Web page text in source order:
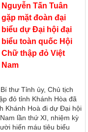
Nguyễn Tấn Tuân
gặp mặt đoàn đại
biểu dự Đại hội đại
biểu toàn quốc Hội
Chữ thập đỏ Việt
Nam
thư Tỉnh ủy, Chủ tịch
đỏ tỉnh Khánh Hòa đã
Khánh Hoà đi dự Đại hội
lần thứ XI, nhiệm kỳ
hiến máu tiêu biểu